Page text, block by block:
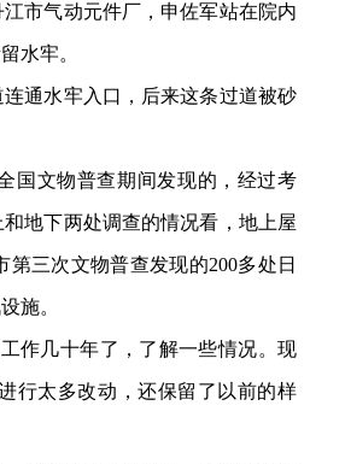
市气动元件厂，申佐军站在院内
水牢。
通水牢入口，后来这条过道被砂
国文物普查期间发现的，经过考
地下两处调查的情况看，地上屋
三次文物普查发现的200多处日
施。
作几十年了，了解一些情况。现
行太多改动，还保留了以前的样